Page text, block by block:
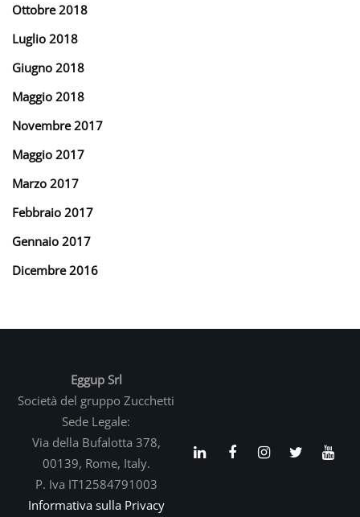
Ottobre 2018
Luglio 2018
Giugno 2018
Maggio 2018
Novembre 2017
Maggio 2017
Marzo 2017
Febbraio 2017
Gennaio 2017
Dicembre 2016
Eggup Srl
Società del gruppo Zucchetti
Sede Legale:
Via della Bufalotta 378,
00139, Rome, Italy.
P. Iva IT12584791003
Informativa sulla Privacy